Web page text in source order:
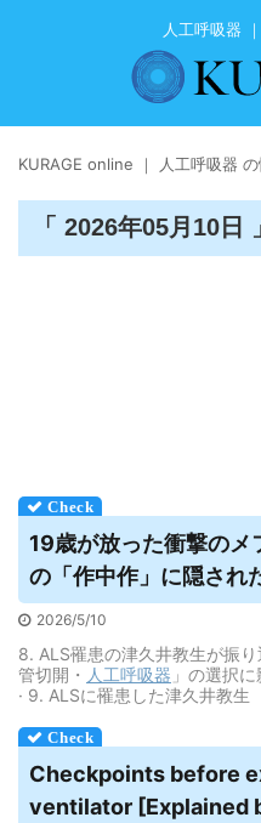
人工呼吸器
KURAGE online ｜ 人工呼吸器 の
「 2026年05月10日
19歳が放った衝撃の
の「作中作」に隠され
2026/5/10
8. ALS罹患の津久井教生が振
管切開・ 人工呼吸器 」の選択
· 9. ALSに罹患した津久井教生
Checkpoints before
ventilator [Explained